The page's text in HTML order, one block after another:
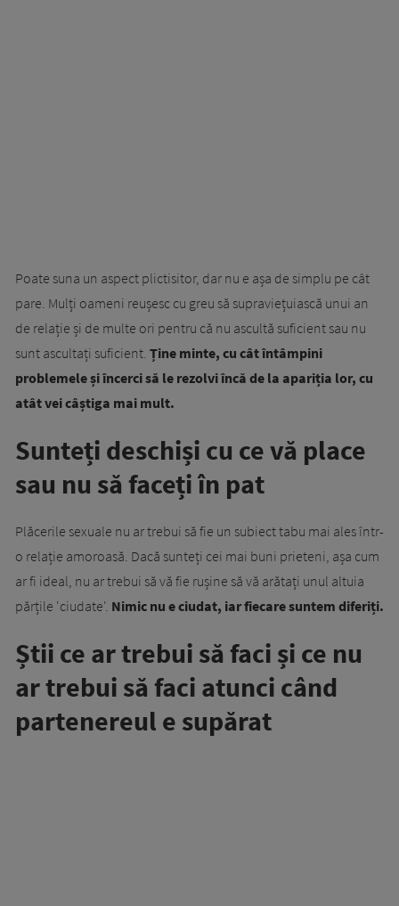
Poate suna un aspect plictisitor, dar nu e așa de simplu pe cât
pare. Mulți oameni reușesc cu greu să supraviețuiască unui an
de relație și de multe ori pentru că nu ascultă suficient sau nu
sunt ascultați suficient. Ține minte, cu cât întâmpini
problemele și încerci să le rezolvi încă de la apariția lor, cu
atât vei câștiga mai mult.
Sunteți deschiși cu ce vă place
sau nu să faceți în pat
Plăcerile sexuale nu ar trebui să fie un subiect tabu mai ales într-
o relație amoroasă. Dacă sunteți cei mai buni prieteni, așa cum
ar fi ideal, nu ar trebui să vă fie rușine să vă arătați unul altuia
părțile 'ciudate'. Nimic nu e ciudat, iar fiecare suntem diferiți.
Știi ce ar trebui să faci și ce nu
ar trebui să faci atunci când
partenereul e supărat